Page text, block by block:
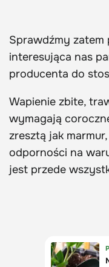
Sprawdźmy zatem
interesująca nas
producenta do
Wapienie zbite,
wymagają
zresztą jak
odporności na
jest przede